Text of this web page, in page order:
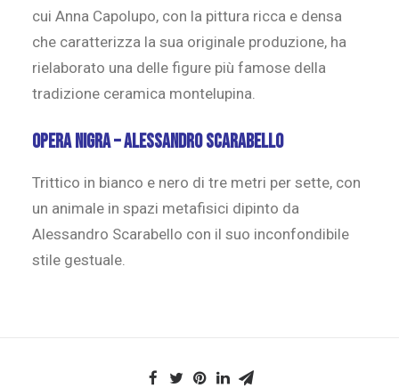
cui Anna Capolupo, con la pittura ricca e densa
che caratterizza la sua originale produzione, ha
rielaborato una delle figure più famose della
tradizione ceramica montelupina.
Opera Nigra – Alessandro Scarabello
Trittico in bianco e nero di tre metri per sette, con
un animale in spazi metafisici dipinto da
Alessandro Scarabello con il suo inconfondibile
stile gestuale.